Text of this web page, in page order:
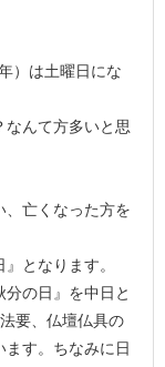
）は土曜日にな
なんて方多いと思
、亡くなった方を
となります。
分の日』を中日と
要、仏壇仏具の
す。ちなみに日